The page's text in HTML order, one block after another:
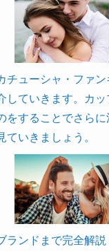
ューシャ・ファ
ていきます。カ
をすることでさら
いきましょう。
ンドまで完全解説